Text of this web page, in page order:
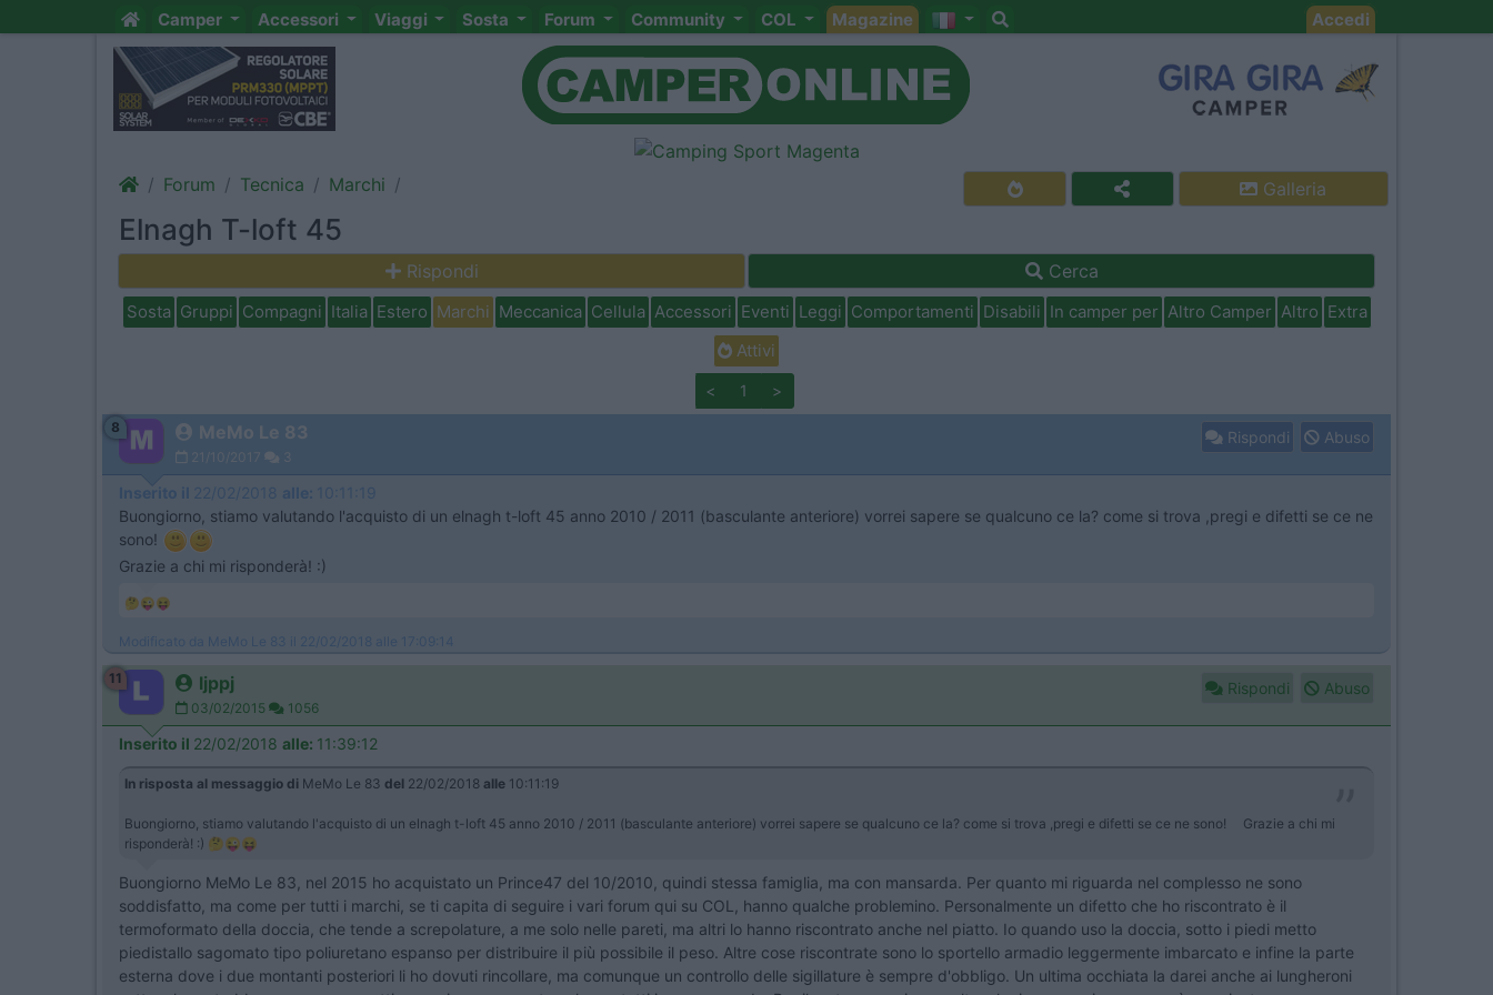
Camper Accessori Viaggi Sosta Forum Community COL Magazine Accedi
Forum Tecnica Marchi Galleria
Elnagh T-loft 45
Rispondi Cerca
Sosta Gruppi Compagni Italia Estero Marchi Meccanica Cellula Accessori Eventi Leggi Comportamenti Disabili In camper per Altro Camper Altro Extra
Attivi
< 1 >
8 MeMo Le 83
21/10/2017 3
Rispondi Abuso
Inserito il 22/02/2018 alle: 10:11:19
Buongiorno, stiamo valutando l'acquisto di un elnagh t-loft 45 anno 2010 / 2011 (basculante anteriore) vorrei sapere se qualcuno ce la? come si trova ,pregi e difetti se ce ne
sono!
Grazie a chi mi risponderà! :)
🤔😜😝
Modificato da MeMo Le 83 il 22/02/2018 alle 17:09:14
11 ljppj
03/02/2015 1056
Rispondi Abuso
Inserito il 22/02/2018 alle: 11:39:12
In risposta al messaggio di MeMo Le 83 del 22/02/2018 alle 10:11:19
Buongiorno, stiamo valutando l'acquisto di un elnagh t-loft 45 anno 2010 / 2011 (basculante anteriore) vorrei sapere se qualcuno ce la? come si trova ,pregi e difetti se ce ne sono! Grazie a chi mi
risponderà! :) 🤔😜😝
Buongiorno MeMo Le 83, nel 2015 ho acquistato un Prince47 del 10/2010, quindi stessa famiglia, ma con mansarda. Per quanto mi riguarda nel complesso ne sono
soddisfatto, ma come per tutti i marchi, se ti capita di seguire i vari forum qui su COL, hanno qualche problemino. Personalmente un difetto che ho riscontrato è il
termoformato della doccia, che tende a screpolature, a me solo nelle pareti, ma altri lo hanno riscontrato anche nel piatto. Io quando uso la doccia, sotto i piedi metto
piedistallo sagomato tipo poliuretano espanso per distribuire il più possibile il peso. Altre cose riscontrate sono lo sportello armadio leggermente imbarcato e infine la parte
esterna dove i due montanti posteriori li ho dovuti rincollare, ma comunque un controllo delle sigillature è sempre d'obbligo. Un ultima occhiata la darei anche ai lungheroni